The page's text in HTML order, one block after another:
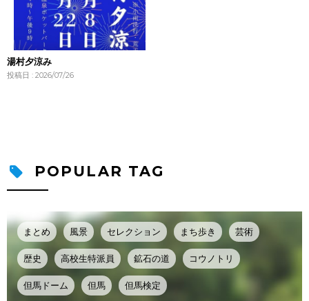
湯村夕涼み
投稿日 : 2026/07/26
POPULAR TAG
まとめ 風景 セレクション まち歩き 芸術
歴史 高校生特派員 鉱石の道 コウノトリ
但馬ドーム 但馬 但馬検定